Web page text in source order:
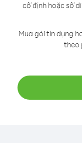
cố định hoặc số
Mua gói tín dụng
theo